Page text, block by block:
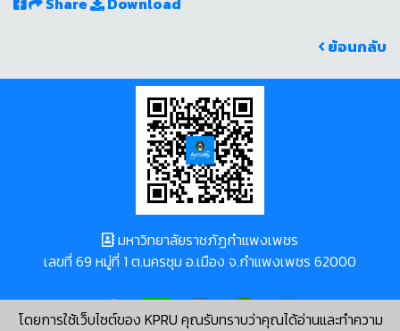
ย้อนกลับ
โดยการใช้เว็บไซต์ของ KPRU คุณรับทราบว่าคุณได้อ่านและทำความ
มหาวิทยาลัยราชภัฏกำแพงเพชร
เลขที่ 69 หมู่ที่ 1 ต.นครชุม อ.เมือง จ.กำแพงเพชร 62000